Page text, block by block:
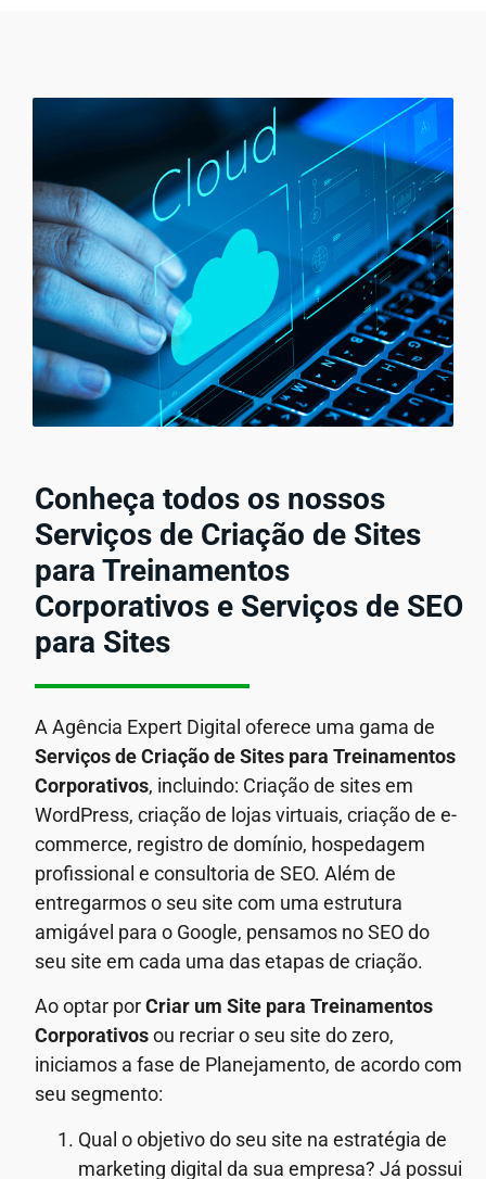
Conheça todos os nossos
Serviços de Criação de Sites
para Treinamentos
Corporativos e Serviços de SEO
para Sites
A Agência Expert Digital oferece uma gama de
Serviços de Criação de Sites para Treinamentos
Corporativos, incluindo: Criação de sites em
WordPress, criação de lojas virtuais, criação de e-
commerce, registro de domínio, hospedagem
profissional e consultoria de SEO. Além de
entregarmos o seu site com uma estrutura
amigável para o Google, pensamos no SEO do
seu site em cada uma das etapas de criação.
Ao optar porCriar um Site para Treinamentos
Corporativosou recriar o seu site do zero,
iniciamos a fase de Planejamento, de acordo com
seu segmento:
Qual o objetivo do seu site na estratégia de
marketing digital da sua empresa? Já possui